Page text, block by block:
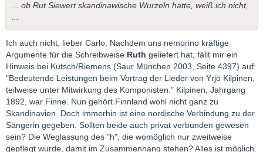
... ob Rut Siewert skandinawische Wurzeln hatte, weiß ich nicht,
Ich auch nicht, lieber Carlo. Nachdem uns nemorino kräftige
Argumente für die Schreibweise Ruth geliefert hat, fällt mir ein
Hinweis bei Kutsch/Riemens (Saur München 2003, Seite 4397) auf:
"Bedeutende Leistungen beim Vortrag der Lieder von Yrjö Kilpinen,
teilweise unter Mitwirkung des Komponisten." Kilpinen, Jahrgang
1892, war Finne. Nun gehört Finnland wohl nicht ganz zu
Skandinavien. Doch immerhin ist eine nordische Verbindung zu der
Sängerin gegeben. Sollten beide auch privat verbunden gewesen
sein? Die Weglassung des "h", die womöglich nur zweitweise
gepflegt wurde, damit im Zusammenhang stehen? Alles ist möglich.